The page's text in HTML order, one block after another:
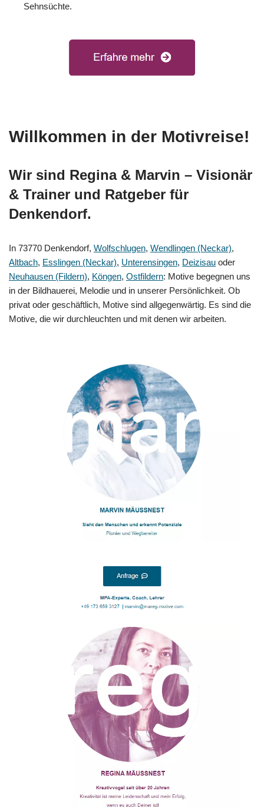
Sehnsüchte.
Willkommen in der Motivreise!
Wir sind Regina & Marvin – Visionär
& Trainer und Ratgeber für
Denkendorf.
In 73770 Denkendorf, Wolfschlugen, Wendlingen (Neckar),
Altbach, Esslingen (Neckar), Unterensingen, Deizisau oder
Neuhausen (Fildern), Köngen, Ostfildern: Motive begegnen uns
in der Bildhauerei, Melodie und in unserer Persönlichkeit. Ob
privat oder geschäftlich, Motive sind allgegenwärtig. Es sind die
Motive, die wir durchleuchten und mit denen wir arbeiten.